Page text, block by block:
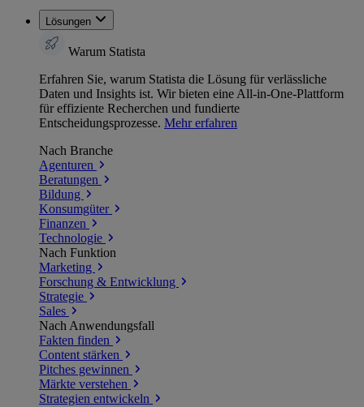
Lösungen
Warum Statista
Erfahren Sie, warum Statista die Lösung für verlässliche
Daten und Insights ist. Wir bieten eine All-in-One-Plattform
für effiziente Recherchen und fundierte
Entscheidungsprozesse. Mehr erfahren
Nach Branche
Agenturen
Beratungen
Bildung
Konsumgüter
Finanzen
Technologie
Nach Funktion
Marketing
Forschung & Entwicklung
Strategie
Sales
Nach Anwendungsfall
Fakten finden
Content stärken
Pitches gewinnen
Märkte verstehen
Strategien entwickeln